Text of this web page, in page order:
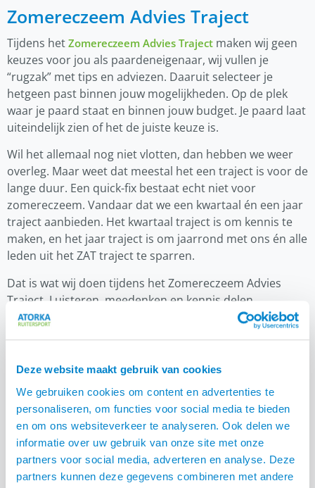
Deze website maakt gebruik van cookies
We gebruiken cookies om content en advertenties te
personaliseren, om functies voor social media te bieden
en om ons websiteverkeer te analyseren. Ook delen we
informatie over uw gebruik van onze site met onze
partners voor social media, adverteren en analyse. Deze
partners kunnen deze gegevens combineren met andere
Zomereczeem Advies Traject
Tijdens het Zomereczeem Advies Traject maken wij geen
keuzes voor jou als paardeneigenaar, wij vullen je
“rugzak” met tips en adviezen. Daaruit selecteer je
hetgeen past binnen jouw mogelijkheden. Op de plek
waar je paard staat en binnen jouw budget. Je paard laat
uiteindelijk zien of het de juiste keuze is.
Wil het allemaal nog niet vlotten, dan hebben we weer
overleg. Maar weet dat meestal het een traject is voor de
lange duur. Een quick-fix bestaat echt niet voor
zomereczeem. Vandaar dat we een kwartaal én een jaar
traject aanbieden. Het kwartaal traject is om kennis te
maken, en het jaar traject is om jaarrond met ons én alle
leden uit het ZAT traject te sparren.
Dat is wat wij doen tijdens het Zomereczeem Advies
Traject. Luisteren, meedenken en kennis delen.
Bewustwording creëren, wat voer je, wat laat je paard
zien, wat kan er anders? En stel jezelf eens de vraag,
Goede mest betekent niet dat er geen darmproblemen
zijn, het is het totaal plaatje. Een goede weerstand van
een paard zegt mij meer over een gezonde darm.
Paarden die eindeloos kwaaltjes hebben, mok,
traanogen, schimmels, een slechte vacht om maar iets
te noemen. Hoe goed is de darmgezondheid van deze
paarden?